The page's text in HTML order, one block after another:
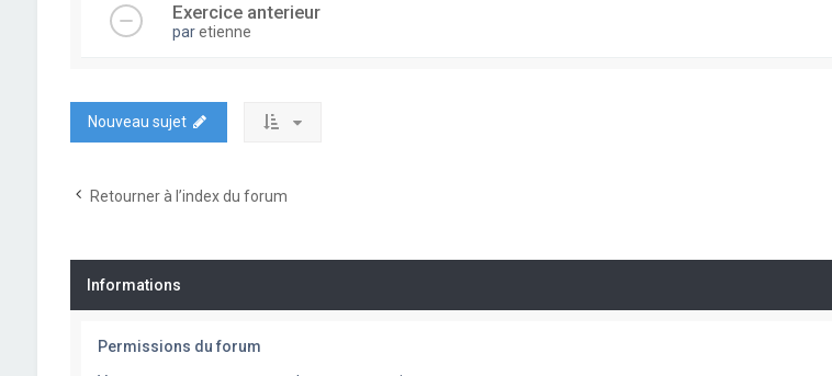
Exercice anterieur
paretienne
Nouveau sujet
Retourner à l’index du forum
Informations
Permissions du forum